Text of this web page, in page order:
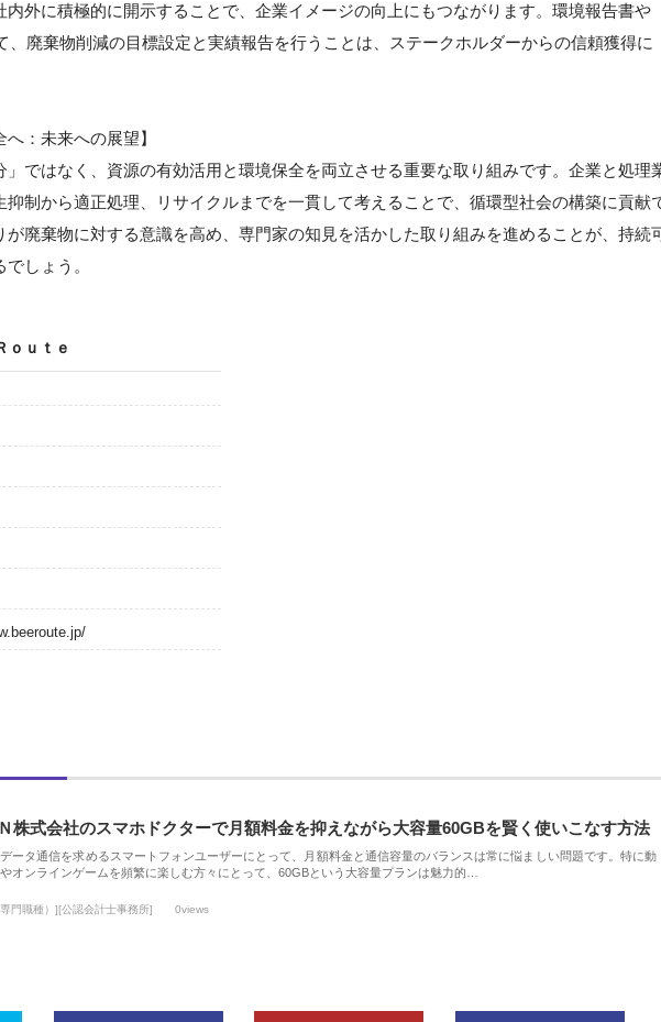
内外に積極的に開示することで、企業イメージの向上にもつながります。環境報告書や
、廃棄物削減の目標設定と実績報告を行うことは、ステークホルダーからの信頼獲得に
へ：未来への展望】
」ではなく、資源の有効活用と環境保全を両立させる重要な取り組みです。企業と処理
抑制から適正処理、リサイクルまでを一貫して考えることで、循環型社会の構築に貢献
が廃棄物に対する意識を高め、専門家の知見を活かした取り組みを進めることが、持続
しょう。
ｕｔｅ
株式会社のスマホドクターで月額料金を抑えながら大容量60GBを賢く使いこなす方法
ータ通信を求めるスマートフォンユーザーにとって、月額料金と通信容量のバランスは常に悩ましい問題です。特に動
オンラインゲームを頻繁に楽しむ方々にとって、60GBという大容量プランは魅力的…
門職種）][公認会計士事務所] 0views